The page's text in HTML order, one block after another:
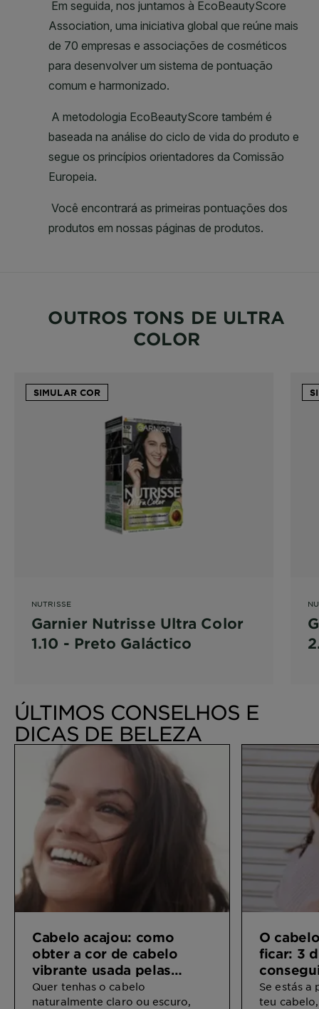
OUTROS TONS DE ULTRA
COLOR
SIMULAR COR
NUTRISSE
Garnier Nutrisse Ultra Color
1.10 - Preto Galáctico
ÚLTIMOS CONSELHOS E
DICAS DE BELEZA
Cabelo acajou: como
obter a cor de cabelo
vibrante usada pelas
celebridades
Quer tenhas o cabelo
naturalmente claro ou escuro,
O
ficar: 3
Se estás a
teu